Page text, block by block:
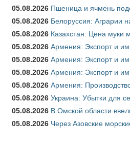
05.08.2026 Пшеница и ячмень
05.08.2026 Белоруссия: Аграрии
05.08.2026 Казахстан: Цена муки
05.08.2026 Армения: Экспорт и
05.08.2026 Армения: Экспорт и
05.08.2026 Армения: Экспорт и
05.08.2026 Армения:
05.08.2026 Украина: Убытки для
05.08.2026 В Омской области
05.08.2026 Через Азовские